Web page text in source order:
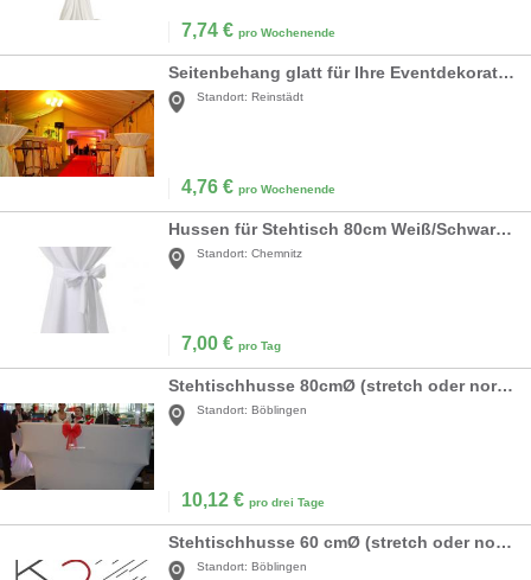
7,74 € pro Wochenende
Seitenbehang glatt für Ihre Eventdekoration
Standort: Reinstädt
4,76 € pro Wochenende
Hussen für Stehtisch 80cm Weiß/Schwarz/Rot
Standort: Chemnitz
7,00 € pro Tag
Stehtischhusse 80cmØ (stretch oder normal)
Standort: Böblingen
10,12 € pro drei Tage
Stehtischhusse 60 cmØ (stretch oder normal)
Standort: Böblingen